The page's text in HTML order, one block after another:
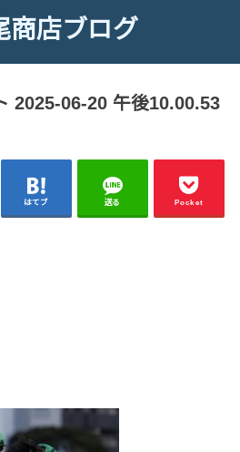
商店ブログ
2025-06-20 午後10.00.53
はてブ 送る Pocket